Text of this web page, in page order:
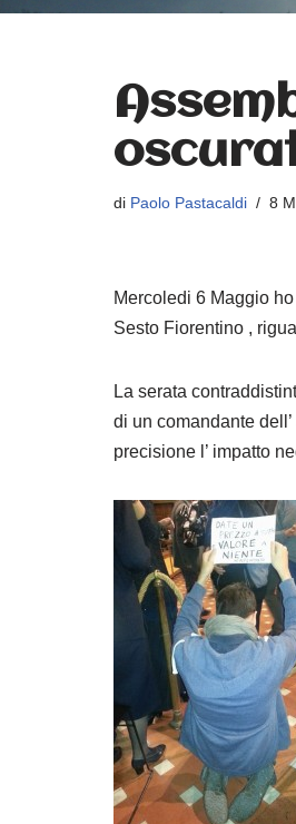
di Paolo Pastacaldi 8
Mercoledi 6 Maggio
Sesto Fiorentino ,
La serata
di un comandante
precisione l’ impatto